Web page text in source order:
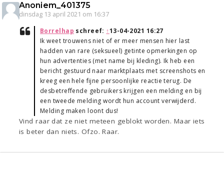
Anoniem_401375
dinsdag 13 april 2021 om 16:37
Borrelhap schreef: ↑13-04-2021 16:27
Ik weet trouwens niet of er meer mensen hier last
hadden van rare (seksueel) getinte opmerkingen op
hun advertenties (met name bij kleding). Ik heb een
bericht gestuurd naar marktplaats met screenshots en
kreeg een hele fijne persoonlijke reactie terug. De
desbetreffende gebruikers krijgen een melding en bij
een tweede melding wordt hun account verwijderd.
Melding maken loont dus!
Vind raar dat ze niet meteen geblokt worden. Maar iets
is beter dan niets. Ofzo. Raar.